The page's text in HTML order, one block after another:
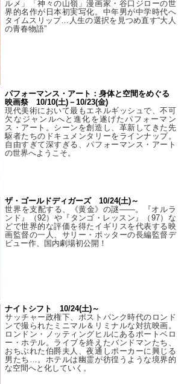
ルメ」「神々の山嶺」漫画家・谷口ジローの世
界的名作が日本初実写化。中年男が中学時代へ
タイムスリップ…人生の選択を見つめ直す“大人
の青春物語”
パフォーマンス・アート：身体と空間をめぐる
映画祭 10/10(土)－10/23(金)
現代美術において最もエネルギッシュで、不可
欠なジャンルへと進化を遂げたパフォーマン
ス・アート。シーンを創造し、革新してきた先
駆者たちのドキュメンタリーをラインナップ。
自由すぎて深すぎる、パフォーマンス・アート
の世界へようこそ。
ザ・ゴールドディガーズ 10/24(土)～
世界を支配する、《黄金》の謎――。『オルラ
ンド』（92）や『タンゴ・レッスン』（97）な
どで世界的な評価を得たイギリスを代表する映
画監督の一人、サリー・ポッターの長編監督デ
ビュー作、国内劇場初公開！
ナイトシフト 10/24(土)～
サッチャー政権下、ポストパンク時代のロンド
ンで撮られたミニマル＆リミナルな対抗映画。
ロンドン・ノッティングヒルにあるポートベロ
ー・ホテル。ライブを終えたバンドマンたち、
おちぶれた伯爵夫人、夜通しポーカーに興じる
男たち…。ホテルは幽霊が彷徨うような境界的
な空間へと化していく。